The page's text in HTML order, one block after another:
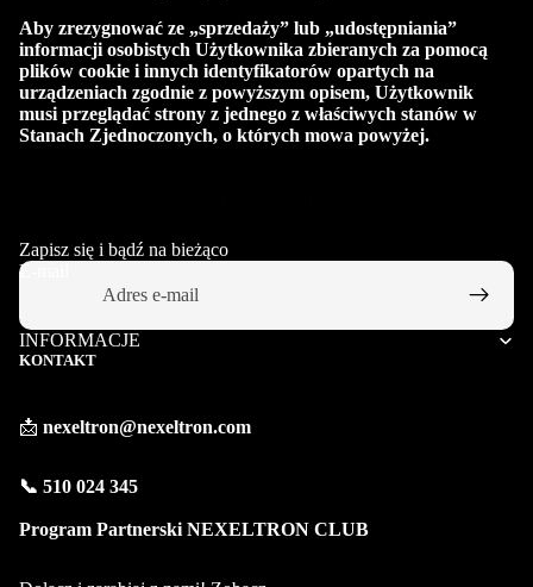
Aby zrezygnować ze „sprzedaży” lub „udostępniania”
informacji osobistych Użytkownika zbieranych za pomocą
plików cookie i innych identyfikatorów opartych na
urządzeniach zgodnie z powyższym opisem, Użytkownik
musi przeglądać strony z jednego z właściwych stanów w
Stanach Zjednoczonych, o których mowa powyżej.
Zapisz się i bądź na bieżąco
E-mail
INFORMACJE
KONTAKT
📩 nexeltron@nexeltron.com
📞 510 024 345
Program Partnerski NEXELTRON CLUB
Polityka zwrotu kosztów